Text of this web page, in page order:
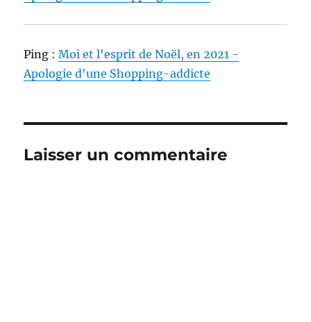
Ping :Moi et l'esprit de Noël, en 2021 -
Apologie d'une Shopping-addicte
Laisser un commentaire